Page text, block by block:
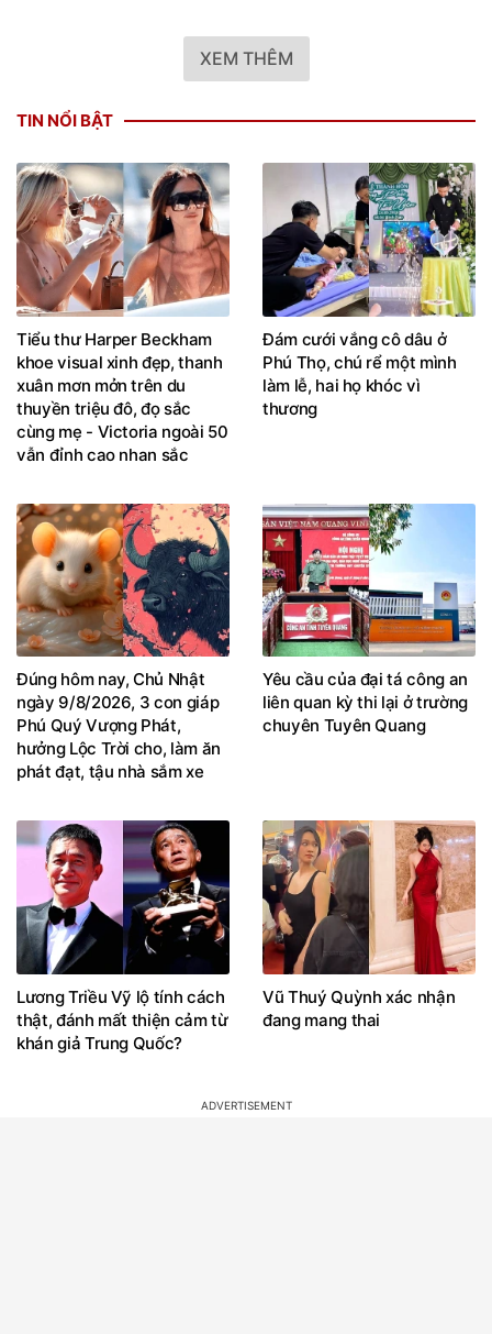
XEM THÊM
TIN NỔI BẬT
Tiểu thư Harper Beckham
khoe visual xinh đẹp, thanh
xuân mơn mởn trên du
thuyền triệu đô, đọ sắc
cùng mẹ - Victoria ngoài 50
vẫn đỉnh cao nhan sắc
Đám cưới vắng cô dâu ở
Phú Thọ, chú rể một mình
làm lễ, hai họ khóc vì
thương
Đúng hôm nay, Chủ Nhật
ngày 9/8/2026, 3 con giáp
Phú Quý Vượng Phát,
hưởng Lộc Trời cho, làm ăn
phát đạt, tậu nhà sắm xe
Yêu cầu của đại tá công an
liên quan kỳ thi lại ở trường
chuyên Tuyên Quang
Lương Triều Vỹ lộ tính cách
thật, đánh mất thiện cảm từ
khán giả Trung Quốc?
Vũ Thuý Quỳnh xác nhận
đang mang thai